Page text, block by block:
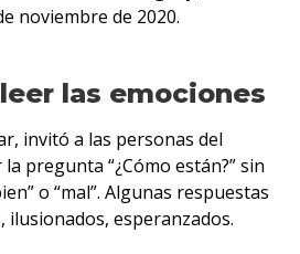
noviembre de 2020.
las emociones
invitó a las personas del
pregunta “¿Cómo están?” sin
o “mal”. Algunas respuestas
ilusionados, esperanzados.